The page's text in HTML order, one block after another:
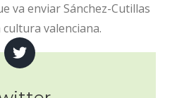
va enviar Sánchez-Cutillas
valenciana.